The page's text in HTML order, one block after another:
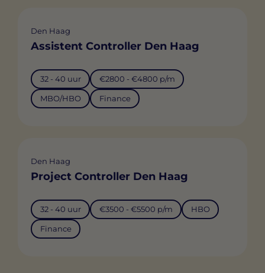
Den Haag
Assistent Controller Den Haag
32 - 40 uur €2800 - €4800 p/m
MBO/HBO Finance
Den Haag
Project Controller Den Haag
32 - 40 uur €3500 - €5500 p/m HBO
Finance